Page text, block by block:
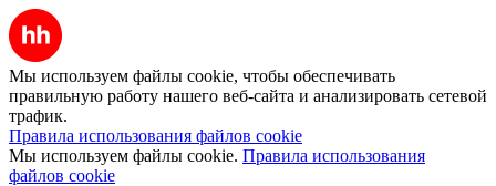
Мы используем файлы cookie, чтобы обеспечивать
правильную работу нашего веб-сайта и анализировать сетевой
трафик.
Правила использования файлов cookie
Мы используем файлы cookie. Правила использования
файлов cookie